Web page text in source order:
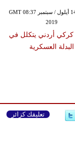
السبت ,14 أيلول / سبتمبر GMT 08:37
2019
أردني يتكلل في
البدلة العسكرية
تعليقك كزائر